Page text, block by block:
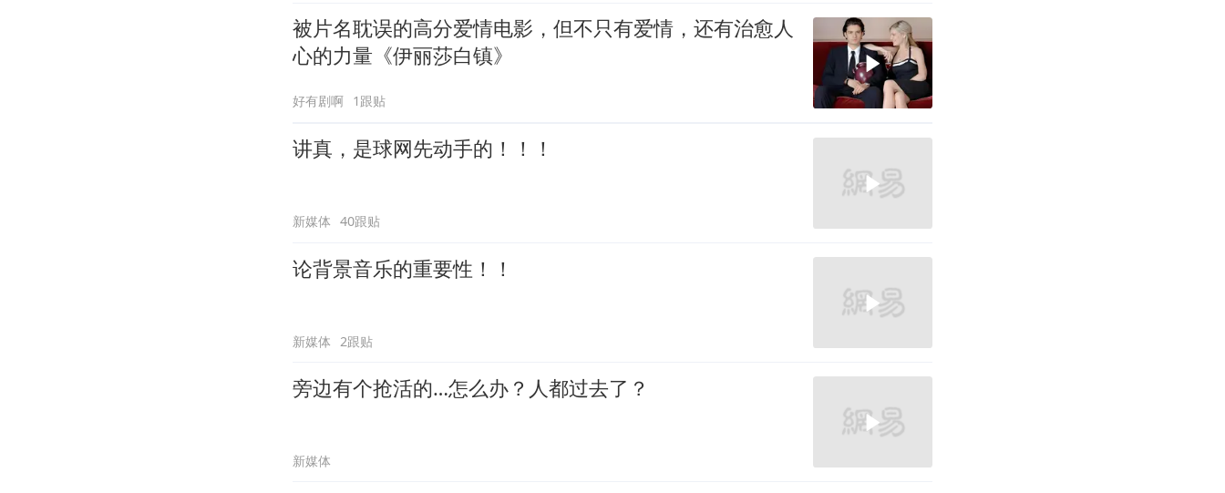
被片名耽误的高分爱情电影，但不只有爱情，还有治愈人
心的力量《伊丽莎白镇》
好有剧啊 1跟贴
讲真，是球网先动手的！！！
新媒体 40跟贴
论背景音乐的重要性！！
新媒体 2跟贴
旁边有个抢活的…怎么办？人都过去了？
新媒体